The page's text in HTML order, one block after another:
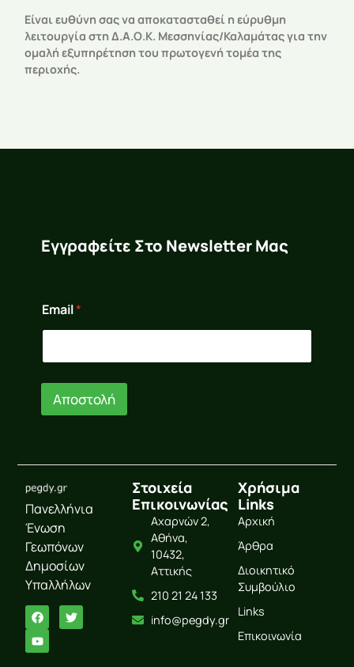
Είναι ευθύνη σας να αποκατασταθεί η εύρυθμη
λειτουργία στη Δ.Α.Ο.Κ. Μεσσηνίας/Καλαμάτας για την
ομαλή εξυπηρέτηση του πρωτογενή τομέα της
περιοχής.
Εγγραφείτε Στο Newsletter Μας
m
a
l
m
i
m
i
l
Email*
Αποστολή
Πανελλήνια
Ένωση
Γεωπόνων
Δημοσίων
Υπαλλήλων
Στοιχεία
Επικοινωνίας
Αχαρνών 2,
Αθήνα,
10432,
Αττικής
210 21 24 133
info@pegdy.gr
Χρήσιμα
Links
Αρχική
Άρθρα
Διοικητικό
Συμβούλιο
Links
Επικοινωνία